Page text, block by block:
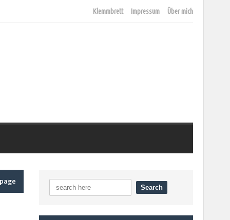
Klemmbrett Impressum Über mich